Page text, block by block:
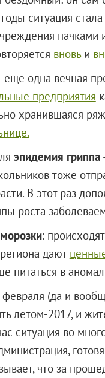
ситуация
пачками
вновьи
еще одна вечная
предприятия
хранившаяся
эпидемия гриппа
тоже
В этот раз
роста
: происходят
дают
питаться в
февраля (да и
летом-2017, и
ситуация во
что за